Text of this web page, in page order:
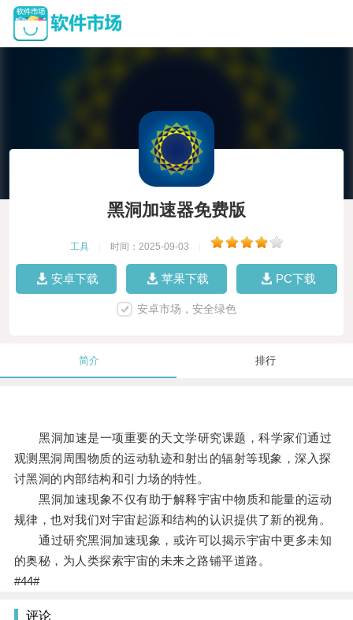
黑洞加速器免费版
工具 时间：2025-09-03
安卓下载 苹果下载 PC下载
安卓市场，安全绿色
简介 排行
黑洞加速是一项重要的天文学研究课题，科学家们通过
观测黑洞周围物质的运动轨迹和射出的辐射等现象，深入探
讨黑洞的内部结构和引力场的特性。
黑洞加速现象不仅有助于解释宇宙中物质和能量的运动
规律，也对我们对宇宙起源和结构的认识提供了新的视角。
通过研究黑洞加速现象，或许可以揭示宇宙中更多未知
的奥秘，为人类探索宇宙的未来之路铺平道路。
#44#
评论